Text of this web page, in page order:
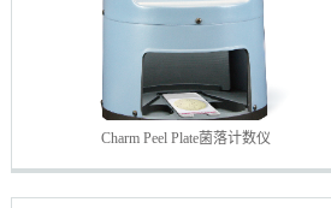
Charm Peel Plate菌落计数仪